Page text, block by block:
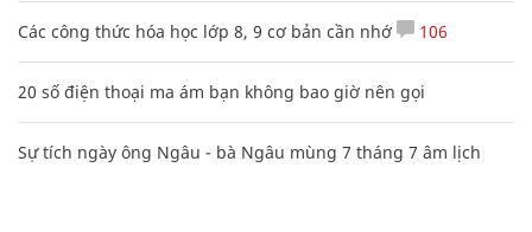
Các công thức hóa học lớp 8, 9 cơ bản cần nhớ 106
20 số điện thoại ma ám bạn không bao giờ nên gọi
Sự tích ngày ông Ngâu - bà Ngâu mùng 7 tháng 7 âm lịch